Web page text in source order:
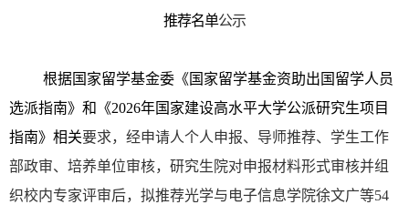
推荐名单公示
根据国家留学基金委《国家留学基金资助出国留学人员
选派指南》和《2026年国家建设高水平大学公派研究生项目
指南》相关要求，经申请人个人申报、导师推荐、学生工作
部政审、培养单位审核，研究生院对申报材料形式审核并组
织校内专家评审后，拟推荐光学与电子信息学院徐文广等54